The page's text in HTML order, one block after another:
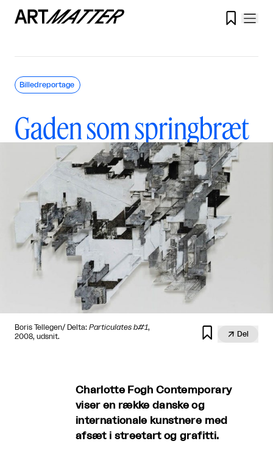

Gaden som springbræt
Billedreportage
Boris Tellegen/ Delta: Particulates b#1,
2008, udsnit.
  Del
Charlotte Fogh Contemporary
viser en række danske og
internationale kunstnere med
afsæt i streetart og grafitti.